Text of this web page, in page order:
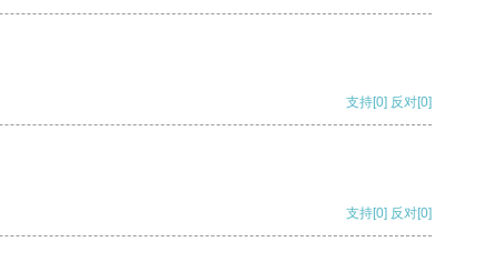
支持[0] 反对[0]
支持[0] 反对[0]